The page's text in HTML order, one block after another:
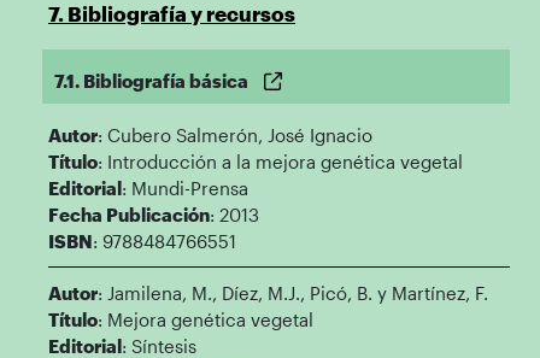
7. Bibliografía y recursos
7.1. Bibliografía básica
Autor: Cubero Salmerón, José Ignacio
Título: Introducción a la mejora genética vegetal
Editorial: Mundi-Prensa
Fecha Publicación: 2013
ISBN: 9788484766551
Autor: Jamilena, M., Díez, M.J., Picó, B. y Martínez, F.
Título: Mejora genética vegetal
Editorial: Síntesis